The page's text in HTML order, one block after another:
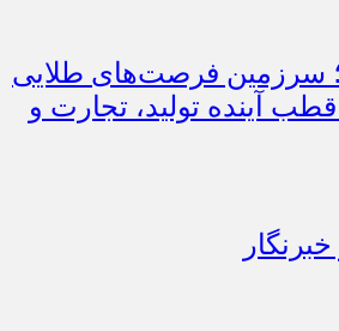
سرزمین فرصت‌های طلایی
آینده تولید، تجارت و